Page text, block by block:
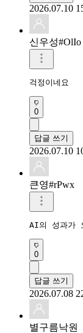
2026.07.10
신우성#OlIo
걱정이네요
0
답글 쓰기
2026.07.10
큰영#rPwx
AI의 성과가
0
답글 쓰기
2026.07.08
별구름낙원